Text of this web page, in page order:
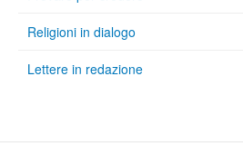
Religioni in dialogo
Lettere in redazione